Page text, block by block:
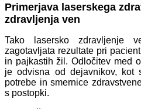
Primerjava laserskega
zdravljenja ven
Tako lasersko zdravljenje
zagotavljata rezultate pri
in pajkastih žil. Odločitev med
je odvisna od dejavnikov, kot
potrebe in smernice
s postopki.